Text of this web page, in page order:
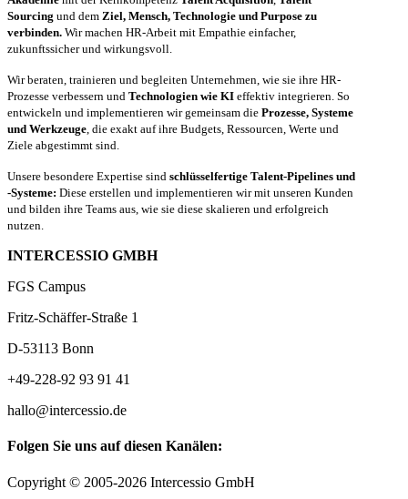
Sourcing und dem Ziel, Mensch, Technologie und Purpose zu
verbinden. Wir machen HR-Arbeit mit Empathie einfacher,
zukunftssicher und wirkungsvoll.
Wir beraten, trainieren und begleiten Unternehmen, wie sie ihre HR-
Prozesse verbessern und Technologien wie KI effektiv integrieren. So
entwickeln und implementieren wir gemeinsam die Prozesse, Systeme
und Werkzeuge, die exakt auf ihre Budgets, Ressourcen, Werte und
Ziele abgestimmt sind.
Unsere besondere Expertise sind schlüsselfertige Talent-Pipelines und
-Systeme: Diese erstellen und implementieren wir mit unseren Kunden
und bilden ihre Teams aus, wie sie diese skalieren und erfolgreich
nutzen.
INTERCESSIO GMBH
FGS Campus
Fritz-Schäffer-Straße 1
D-53113 Bonn
+49-228-92 93 91 41
hallo@intercessio.de
Folgen Sie uns auf diesen Kanälen:
Copyright © 2005-2026 Intercessio GmbH